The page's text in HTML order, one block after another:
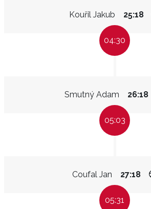
Kouřil Jakub 25:18
04:30
Smutný Adam 26:18
05:03
Coufal Jan 27:18
05:31